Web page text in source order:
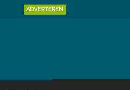
ADVERTEREN